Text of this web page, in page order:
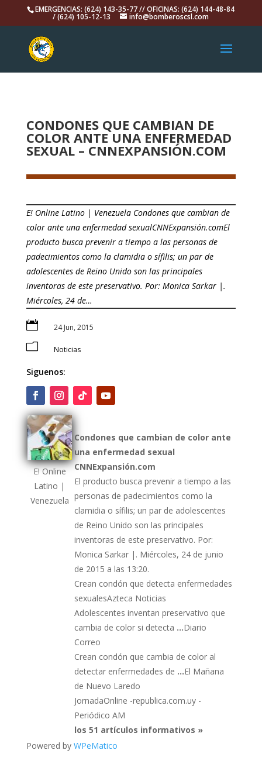
EMERGENCIAS: (624) 143-35-77 // OFICINAS: (624) 144-48-84
/ (624) 105-12-13 info@bomberoscsl.com
CONDONES QUE CAMBIAN DE
COLOR ANTE UNA ENFERMEDAD
SEXUAL – CNNEXPANSIÓN.COM
E! Online Latino | Venezuela Condones que cambian de
color ante una enfermedad sexualCNNExpansión.comEl
producto busca prevenir a tiempo a las personas de
padecimientos como la clamidia o sífilis; un par de
adolescentes de Reino Unido son las principales
inventoras de este preservativo. Por: Monica Sarkar |.
Miércoles, 24 de…
 24 Jun, 2015
m Noticias
Siguenos:
E! Online
Latino |
Venezuela
Condones que cambian de color ante
una enfermedad sexual
CNNExpansión.com
El producto busca prevenir a tiempo a las
personas de padecimientos como la
clamidia o sífilis; un par de adolescentes
de Reino Unido son las principales
inventoras de este preservativo. Por:
Monica Sarkar |. Miércoles, 24 de junio
de 2015 a las 13:20.
Crean condón que detecta enfermedades
sexualesAzteca Noticias
Adolescentes inventan preservativo que
cambia de color si detecta …Diario
Correo
Crean condón que cambia de color al
detectar enfermedades de …El Mañana
de Nuevo Laredo
JornadaOnline -republica.com.uy -
Periódico AM
los 51 artículos informativos »
Powered by WPeMatico